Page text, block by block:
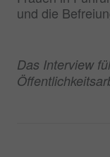
und die
Das Interview